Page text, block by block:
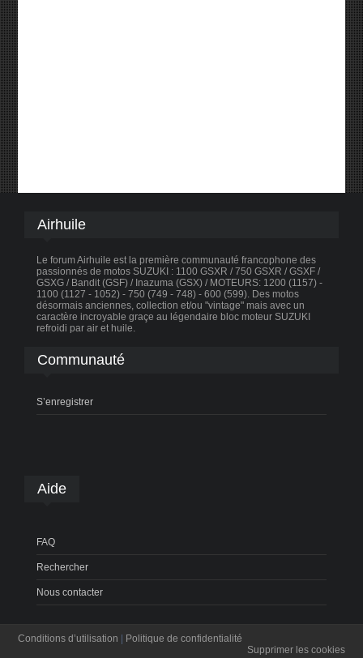
Airhuile
Le forum Airhuile est la première communauté francophone des
passionnés de motos SUZUKI : 1100 GSXR / 750 GSXR / GSXF /
GSXG / Bandit (GSF) / Inazuma (GSX) / MOTEURS: 1200 (1157) -
1100 (1127 - 1052) - 750 (749 - 748) - 600 (599). Des motos
désormais anciennes, collection et/ou "vintage" mais avec un
caractère incroyable graçe au légendaire bloc moteur SUZUKI
refroidi par air et huile.
Communauté
S’enregistrer
Aide
FAQ
Rechercher
Nous contacter
Conditions d’utilisation | Politique de confidentialité
Supprimer les cookies